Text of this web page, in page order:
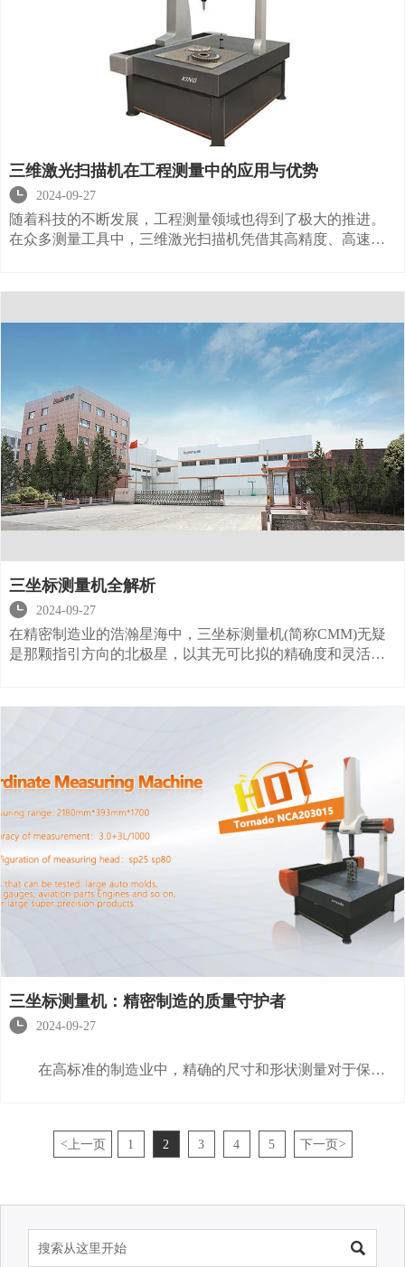
三维激光扫描机在工程测量中的应用与优势

2024-09-27
随着科技的不断发展，工程测量领域也得到了极大的推进。
在众多测量工具中，三维激光扫描机凭借其高精度、高速
三坐标测量机全解析

2024-09-27
在精密制造业的浩瀚星海中，三坐标测量机(简称CMM)无疑
是那颗指引方向的北极星，以其无可比拟的精确度和灵活
三坐标测量机：精密制造的质量守护者

2024-09-27
在高标准的制造业中，精确的尺寸和形状测量对于保证
通过在三个空间坐标轴上进行精确测量，为工程师提供了全
面的数据支持，确保了零件和组件的精确度。本文将详细介
< 上一页 1 2 3 4 5 下一页>
